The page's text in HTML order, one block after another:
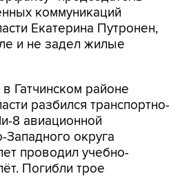
коммуникаций
Екатерина Путронен,
и не задел жилые
Гатчинском районе
разбился транспортно-
8 авиационной
округа
проводил учебно-
Погибли трое